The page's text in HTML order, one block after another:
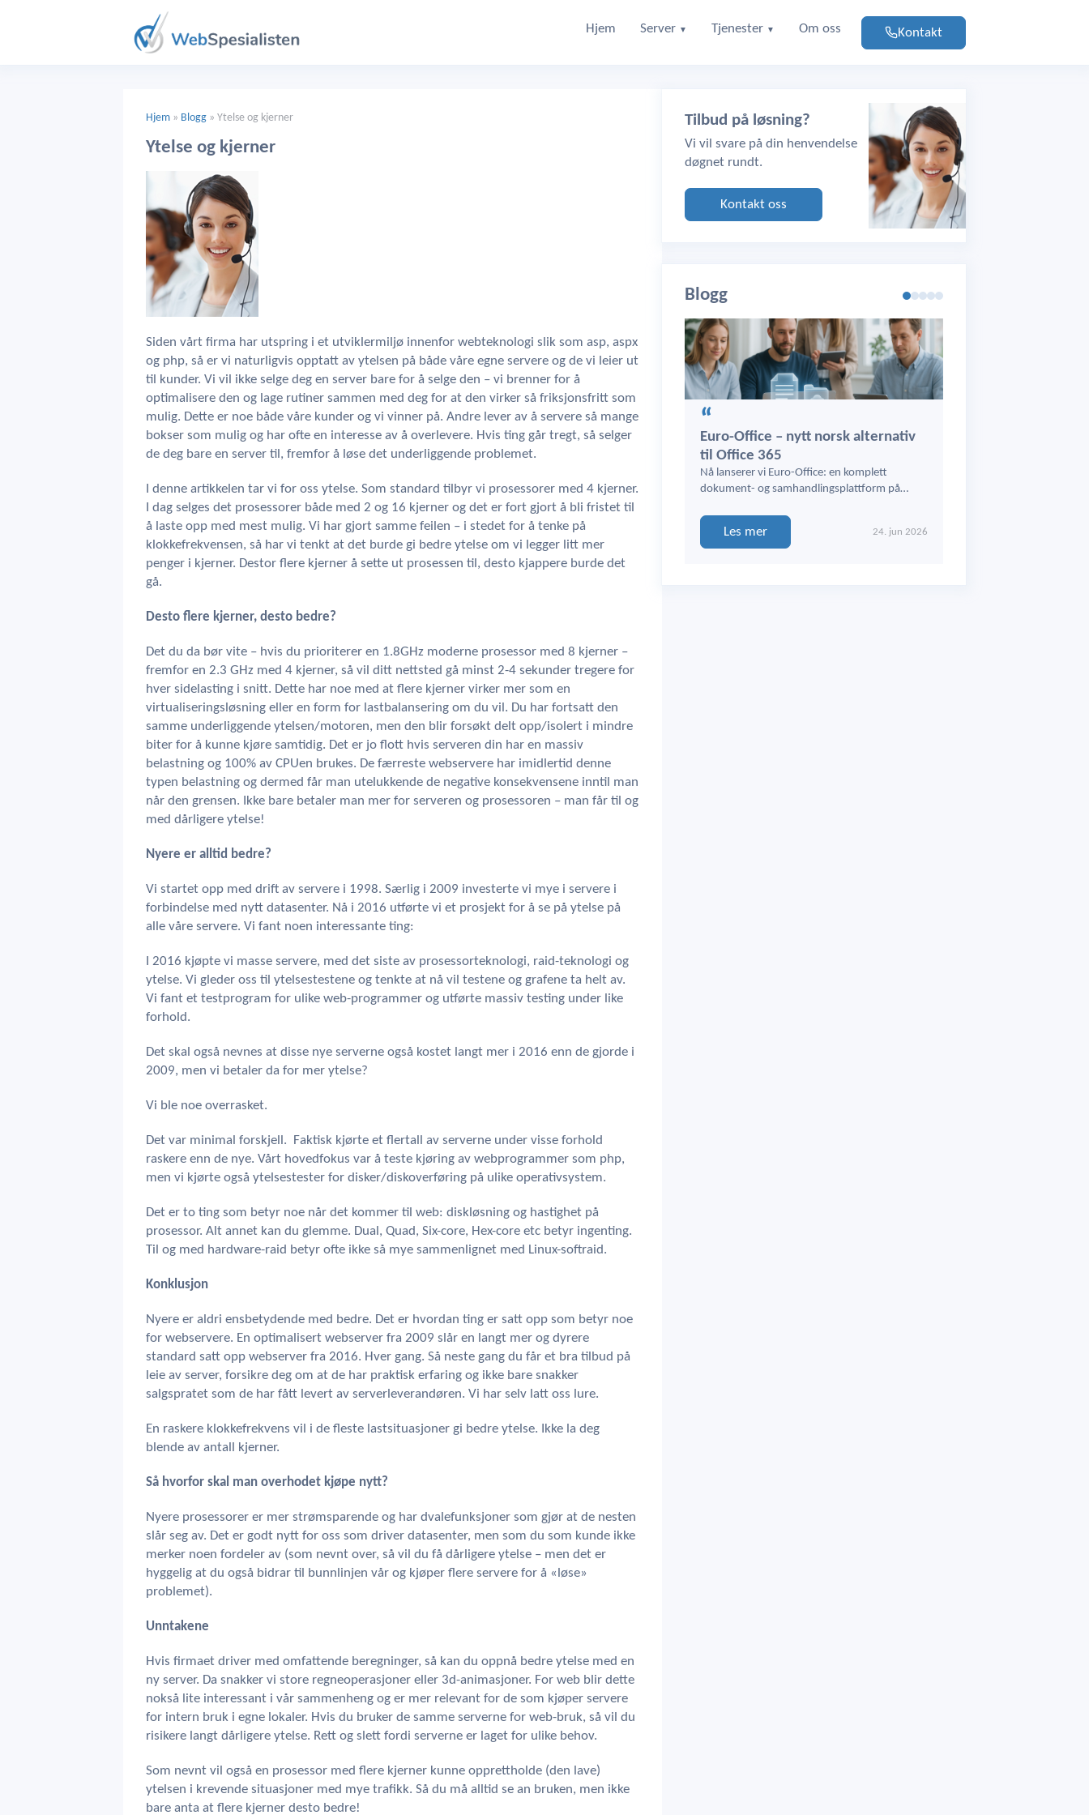
Hjem Server ▼ Tjenester ▼ Om oss Kontakt
Hjem » Blogg » Ytelse og kjerner
Ytelse og kjerner
Siden vårt firma har utspring i et utviklermiljø innenfor webteknologi slik som asp, aspx
og php, så er vi naturligvis opptatt av ytelsen på både våre egne servere og de vi leier ut
til kunder. Vi vil ikke selge deg en server bare for å selge den – vi brenner for å
optimalisere den og lage rutiner sammen med deg for at den virker så friksjonsfritt som
mulig. Dette er noe både våre kunder og vi vinner på. Andre lever av å servere så mange
bokser som mulig og har ofte en interesse av å overlevere. Hvis ting går tregt, så selger
de deg bare en server til, fremfor å løse det underliggende problemet.
I denne artikkelen tar vi for oss ytelse. Som standard tilbyr vi prosessorer med 4 kjerner.
I dag selges det prosessorer både med 2 og 16 kjerner og det er fort gjort å bli fristet til
å laste opp med mest mulig. Vi har gjort samme feilen – i stedet for å tenke på
klokkefrekvensen, så har vi tenkt at det burde gi bedre ytelse om vi legger litt mer
penger i kjerner. Destor flere kjerner å sette ut prosessen til, desto kjappere burde det
gå.
Desto flere kjerner, desto bedre?
Det du da bør vite – hvis du prioriterer en 1.8GHz moderne prosessor med 8 kjerner –
fremfor en 2.3 GHz med 4 kjerner, så vil ditt nettsted gå minst 2-4 sekunder tregere for
hver sidelasting i snitt. Dette har noe med at flere kjerner virker mer som en
virtualiseringsløsning eller en form for lastbalansering om du vil. Du har fortsatt den
samme underliggende ytelsen/motoren, men den blir forsøkt delt opp/isolert i mindre
biter for å kunne kjøre samtidig. Det er jo flott hvis serveren din har en massiv
belastning og 100% av CPUen brukes. De færreste webservere har imidlertid denne
typen belastning og dermed får man utelukkende de negative konsekvensene inntil man
når den grensen. Ikke bare betaler man mer for serveren og prosessoren – man får til og
med dårligere ytelse!
Nyere er alltid bedre?
Vi startet opp med drift av servere i 1998. Særlig i 2009 investerte vi mye i servere i
forbindelse med nytt datasenter. Nå i 2016 utførte vi et prosjekt for å se på ytelse på
alle våre servere. Vi fant noen interessante ting:
I 2016 kjøpte vi masse servere, med det siste av prosessorteknologi, raid-teknologi og
ytelse. Vi gleder oss til ytelsestestene og tenkte at nå vil testene og grafene ta helt av.
Vi fant et testprogram for ulike web-programmer og utførte massiv testing under like
forhold.
Det skal også nevnes at disse nye serverne også kostet langt mer i 2016 enn de gjorde i
2009, men vi betaler da for mer ytelse?
Vi ble noe overrasket.
Det var minimal forskjell. Faktisk kjørte et flertall av serverne under visse forhold
raskere enn de nye. Vårt hovedfokus var å teste kjøring av webprogrammer som php,
men vi kjørte også ytelsestester for disker/diskoverføring på ulike operativsystem.
Det er to ting som betyr noe når det kommer til web: diskløsning og hastighet på
prosessor. Alt annet kan du glemme. Dual, Quad, Six-core, Hex-core etc betyr ingenting.
Til og med hardware-raid betyr ofte ikke så mye sammenlignet med Linux-softraid.
Konklusjon
Nyere er aldri ensbetydende med bedre. Det er hvordan ting er satt opp som betyr noe
for webservere. En optimalisert webserver fra 2009 slår en langt mer og dyrere
standard satt opp webserver fra 2016. Hver gang. Så neste gang du får et bra tilbud på
leie av server, forsikre deg om at de har praktisk erfaring og ikke bare snakker
salgspratet som de har fått levert av serverleverandøren. Vi har selv latt oss lure.
En raskere klokkefrekvens vil i de fleste lastsituasjoner gi bedre ytelse. Ikke la deg
blende av antall kjerner.
Så hvorfor skal man overhodet kjøpe nytt?
Nyere prosessorer er mer strømsparende og har dvalefunksjoner som gjør at de nesten
slår seg av. Det er godt nytt for oss som driver datasenter, men som du som kunde ikke
merker noen fordeler av (som nevnt over, så vil du få dårligere ytelse – men det er
hyggelig at du også bidrar til bunnlinjen vår og kjøper flere servere for å «løse»
problemet).
Unntakene
Hvis firmaet driver med omfattende beregninger, så kan du oppnå bedre ytelse med en
ny server. Da snakker vi store regneoperasjoner eller 3d-animasjoner. For web blir dette
nokså lite interessant i vår sammenheng og er mer relevant for de som kjøper servere
for intern bruk i egne lokaler. Hvis du bruker de samme serverne for web-bruk, så vil du
risikere langt dårligere ytelse. Rett og slett fordi serverne er laget for ulike behov.
Som nevnt vil også en prosessor med flere kjerner kunne opprettholde (den lave)
ytelsen i krevende situasjoner med mye trafikk. Så du må alltid se an bruken, men ikke
bare anta at flere kjerner desto bedre!
Tilbud på løsning?
Vi vil svare på din henvendelse
døgnet rundt.
Kontakt oss
Blogg
Euro-Office – nytt norsk alternativ
til Office 365
Nå lanserer vi Euro-Office: en komplett
dokument- og samhandlingsplattform på…
Les mer 24. jun 2026